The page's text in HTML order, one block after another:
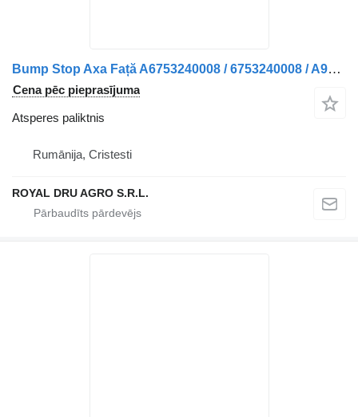
Bump Stop Axa Față A6753240008 / 6753240008 / A9703220009 / 9703 atsperes paliktnis paredzēts Mercedes-Benz A6753240008 / 6753240008 / A9703220009 / 9703220009 kravas automašīnas
Cena pēc pieprasījuma
Atsperes paliktnis
Rumānija, Cristesti
ROYAL DRU AGRO S.R.L.